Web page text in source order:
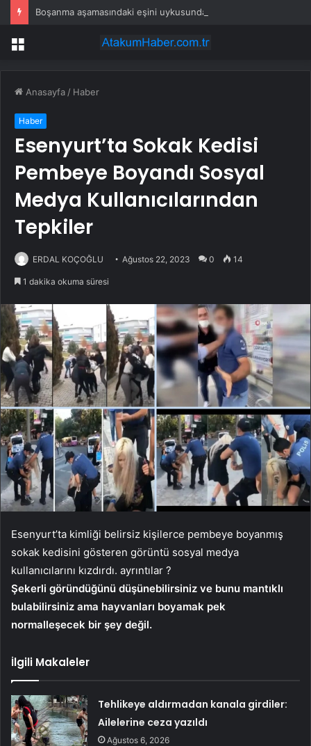
Boşanma aşamasındaki eşini uykusunda öldürdü
Menü
Anasayfa / Haber
Haber
Esenyurt’ta Sokak Kedisi
Pembeye Boyandı Sosyal
Medya Kullanıcılarından
Tepkiler
ERDAL KOÇOĞLU Ağustos 22, 2023 0 14
1 dakika okuma süresi
Esenyurt’ta kimliği belirsiz kişilerce pembeye boyanmış
sokak kedisini gösteren görüntü sosyal medya
kullanıcılarını kızdırdı. ayrıntılar ?
Şekerli göründüğünü düşünebilirsiniz ve bunu mantıklı
bulabilirsiniz ama hayvanları boyamak pek
normalleşecek bir şey değil.
İlgili Makaleler
Tehlikeye aldırmadan kanala girdiler:
Ailelerine ceza yazıldı
Ağustos 6, 2026